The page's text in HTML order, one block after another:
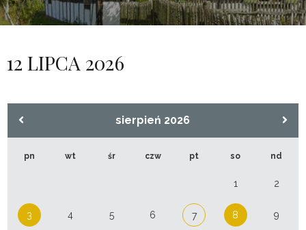
12 LIPCA 2026
sierpień 2026
pn wt śr czw pt so nd
1 2
3 4 5 6 7 8 9